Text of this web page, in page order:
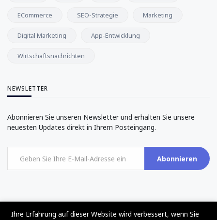
ECommerce SEO-Strategie Marketing
Digital Marketing App-Entwicklung
Wirtschaftsnachrichten
NEWSLETTER
Abonnieren Sie unseren Newsletter und erhalten Sie unsere
neuesten Updates direkt in Ihrem Posteingang.
Abonnieren
Ihre Erfahrung auf dieser Website wird verbessert, wenn Sie